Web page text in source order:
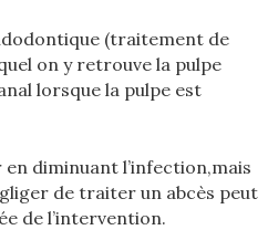
(traitement de
on y retrouve la pulpe
lorsque la pulpe est
diminuant l’infection,mais
de traiter un abcès peut
de l’intervention.